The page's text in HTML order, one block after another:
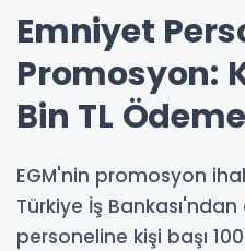
Emniyet
Promosyon:
Bin TL
EGM'nin promosyon
Türkiye İş
personeline kişi başı